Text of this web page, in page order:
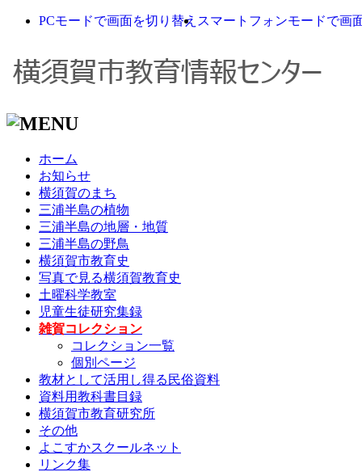
PCモードで画面を切り替え スマートフォンモードで画
ホーム
お知らせ
横須賀のまち
三浦半島の植物
三浦半島の地層・地質
三浦半島の野鳥
横須賀市教育史
写真で見る横須賀教育史
土曜科学教室
児童生徒研究集録
雑賀コレクション
コレクション一覧
個別ページ
教材として活用し得る民俗資料
資料用教科書目録
横須賀市教育研究所
その他
よこすかスクールネット
リンク集